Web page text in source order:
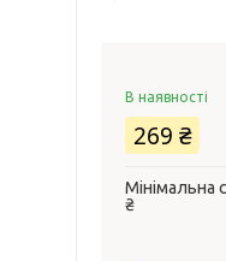
В наявності
269 ₴
Мінімальна
₴